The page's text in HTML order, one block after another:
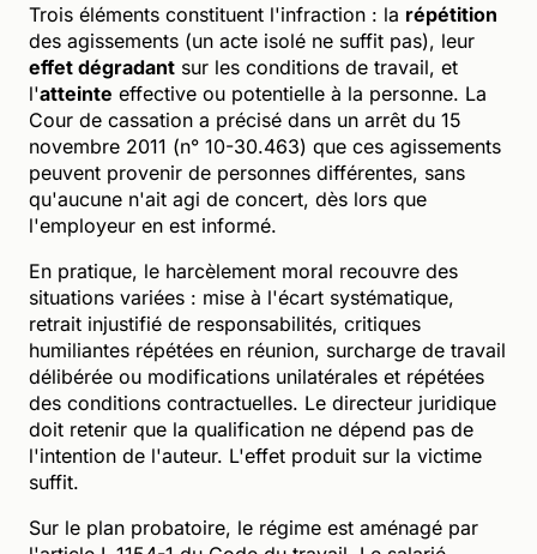
Trois éléments constituent l'infraction : la répétition
des agissements (un acte isolé ne suffit pas), leur
effet dégradant sur les conditions de travail, et
l'atteinte effective ou potentielle à la personne. La
Cour de cassation a précisé dans un arrêt du 15
novembre 2011 (n° 10-30.463) que ces agissements
peuvent provenir de personnes différentes, sans
qu'aucune n'ait agi de concert, dès lors que
l'employeur en est informé.
En pratique, le harcèlement moral recouvre des
situations variées : mise à l'écart systématique,
retrait injustifié de responsabilités, critiques
humiliantes répétées en réunion, surcharge de travail
délibérée ou modifications unilatérales et répétées
des conditions contractuelles. Le directeur juridique
doit retenir que la qualification ne dépend pas de
l'intention de l'auteur. L'effet produit sur la victime
suffit.
Sur le plan probatoire, le régime est aménagé par